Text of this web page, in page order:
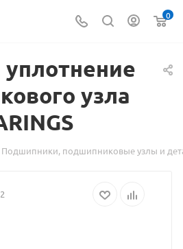
0
уплотнение
узла
Подшипники, подшипниковые узлы и